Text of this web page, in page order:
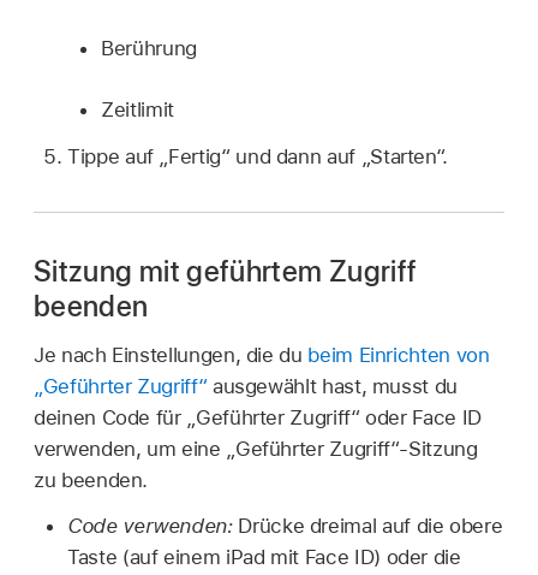
Berührung
Zeitlimit
Tippe auf „Fertig“ und dann auf „Starten“.
Sitzung mit geführtem Zugriff
beenden
Je nach Einstellungen, die du beim Einrichten von
„Geführter Zugriff“ausgewählt hast, musst du
deinen Code für „Geführter Zugriff“ oder Face ID
verwenden, um eine „Geführter Zugriff“-Sitzung
zu beenden.
Code verwenden:Drücke dreimal auf die obere
Taste (auf einem iPad mit Face ID) oder die